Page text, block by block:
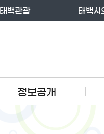
태백관광 태백시
정보공개